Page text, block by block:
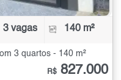
3 vagas 140 m²
3 quartos - 140 m²
R$ 827.000